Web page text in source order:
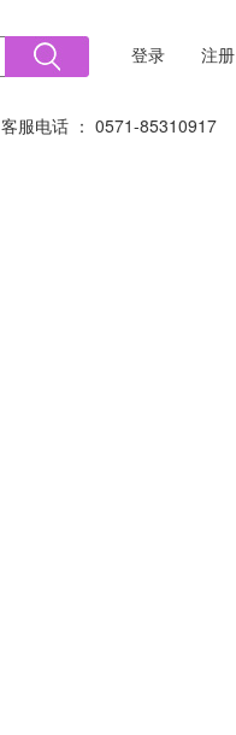
登录 注册
客服电话 ： 0571-85310917